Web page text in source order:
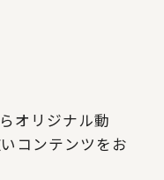
オリジナル動
コンテンツをお